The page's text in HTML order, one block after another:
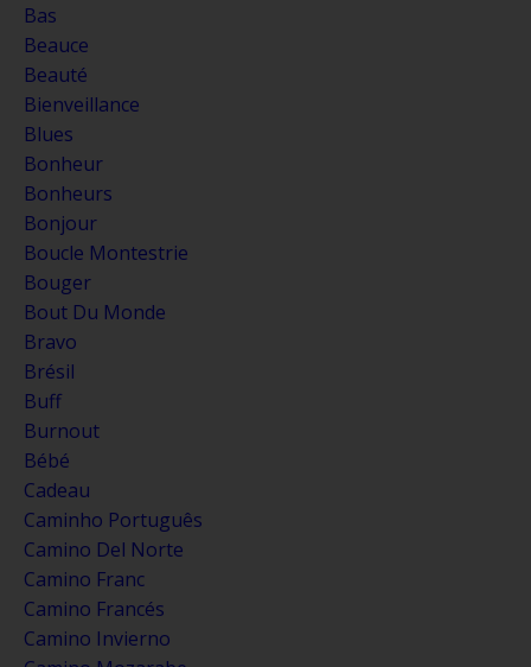
Bas
Beauce
Beauté
Bienveillance
Blues
Bonheur
Bonheurs
Bonjour
Boucle Montestrie
Bouger
Bout Du Monde
Bravo
Brésil
Buff
Burnout
Bébé
Cadeau
Caminho Português
Camino Del Norte
Camino Franc
Camino Francés
Camino Invierno